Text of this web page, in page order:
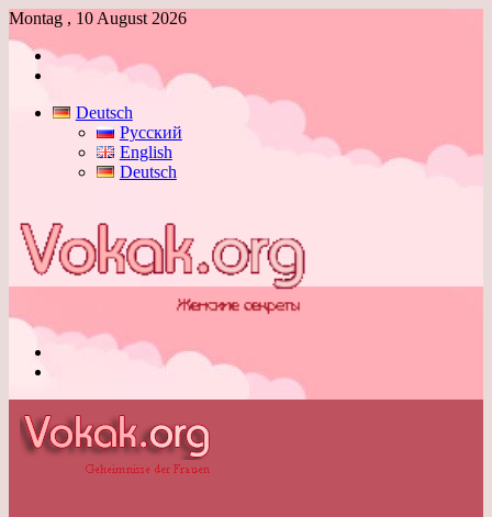
Montag , 10 August 2026
Anmelden
Deutsch
Русский
English
Deutsch